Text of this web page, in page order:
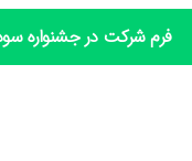
فرم شرکت در جشنواره